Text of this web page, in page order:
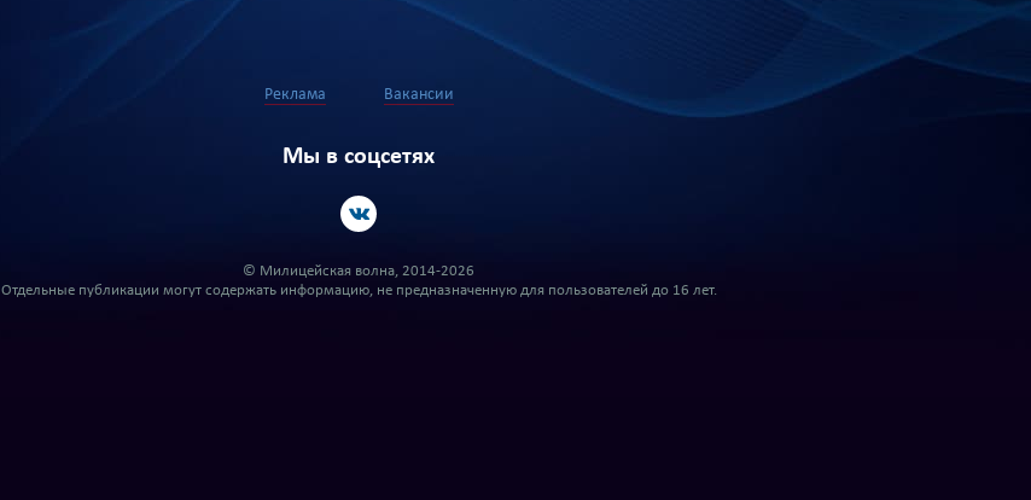
Реклама Вакансии
Мы в соцсетях
© Милицейская волна, 2014-2026
Отдельные публикации могут содержать информацию, не предназначенную для пользователей до 16 лет.